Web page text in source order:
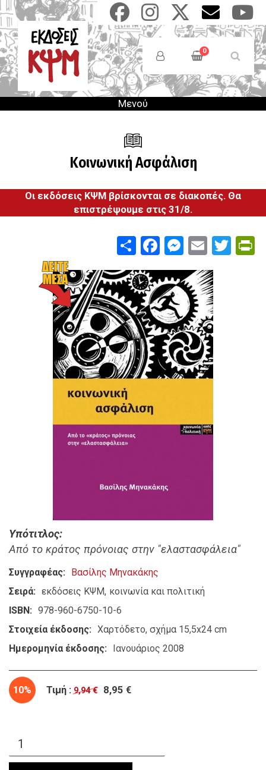
Παράκαμψη
προς
το
κυρίως
περιεχόμενο
Users
Menu
0
Μενού
Κοινωνική Ασφάλιση
Οι εκδόσεις ΚΨΜ βρίσκονται σε διακοπές. Θα
επιστρέψουμε στις 31/8.
ShareFacebook
Email
Υπότιτλος
Από το κράτος πρόνοιας στην "ελαστασφάλεια"
Συγγραφέας
Βασίλης Μηνακάκης
Σειρά
εκδόσεις ΚΨΜ κοινωνία και πολιτική
ISBN
978-960-6750-10-6
Στοιχεία έκδοσης
Χαρτόδετο, σχήμα 15,5x24 cm
Ημερομηνία έκδοσης
Ιανουάριος 2008
10% Τιμή : 9,94 € 8,95 €